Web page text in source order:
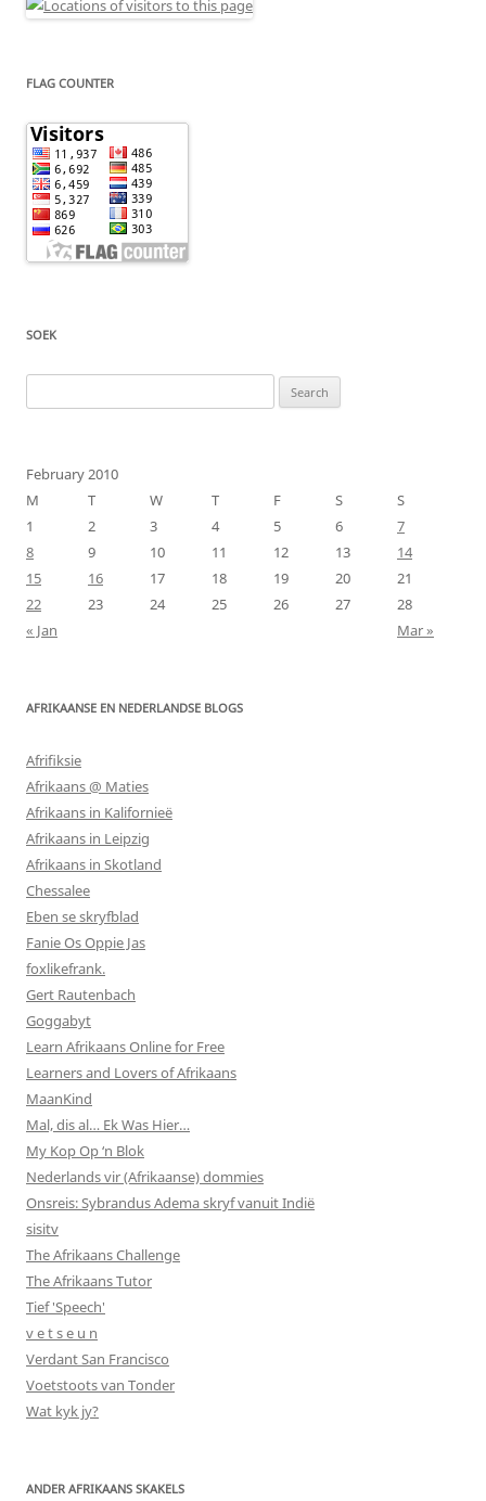
FLAG COUNTER
SOEK
for:
February 2010
M
T W T F S
S
1
2 3 4 5 6
7
8
9 10 11 12 13
14
15
16 17 18 19 20
21
22
23 24 25 26 27
28
« Jan
Mar »
AFRIKAANSE EN NEDERLANDSE BLOGS
Afrifiksie
Afrikaans @ Maties
Afrikaans in Kalifornieë
Afrikaans in Leipzig
Afrikaans in Skotland
Chessalee
Eben se skryfblad
Fanie Os Oppie Jas
foxlikefrank.
Gert Rautenbach
Goggabyt
Learn Afrikaans Online for Free
Learners and Lovers of Afrikaans
MaanKind
Mal, dis al… Ek Was Hier…
My Kop Op ‘n Blok
Nederlands vir (Afrikaanse) dommies
Onsreis: Sybrandus Adema skryf vanuit Indië
sisitv
The Afrikaans Challenge
The Afrikaans Tutor
Tief 'Speech'
v e t s e u n
Verdant San Francisco
Voetstoots van Tonder
Wat kyk jy?
ANDER AFRIKAANS SKAKELS